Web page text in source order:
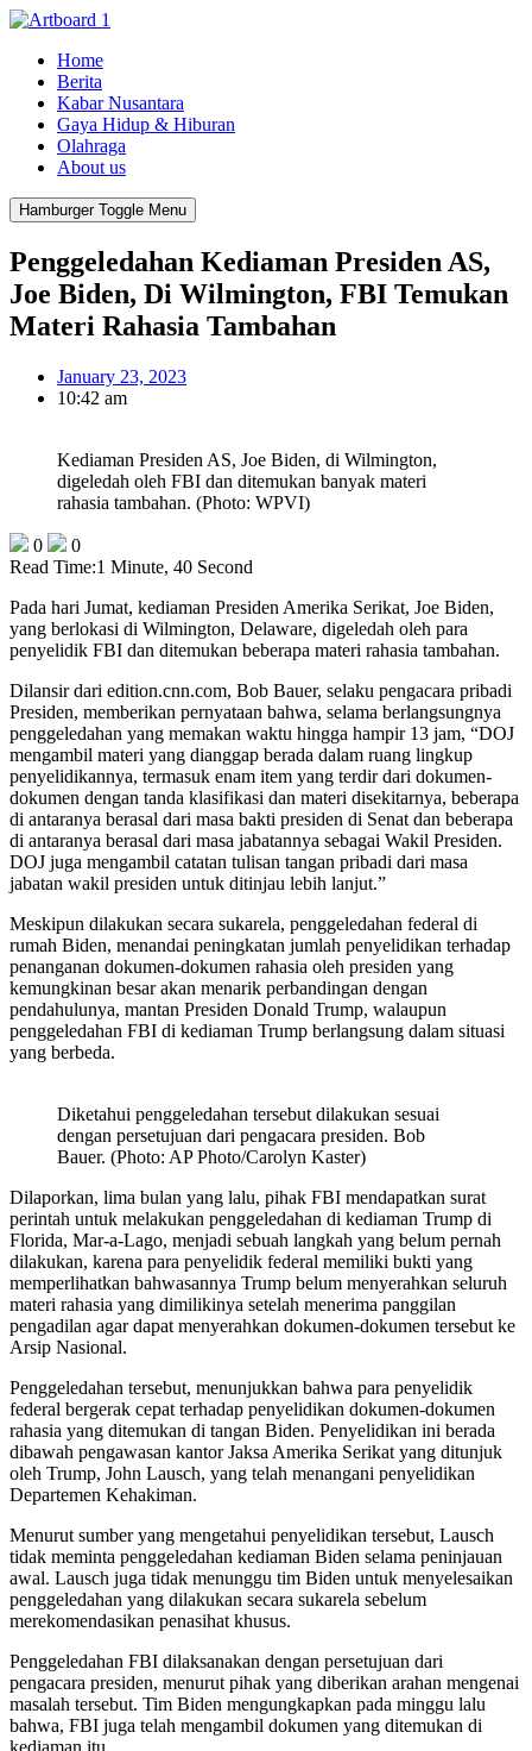
Home
Berita
Kabar Nusantara
Gaya Hidup & Hiburan
Olahraga
About us
Hamburger Toggle Menu
Penggeledahan Kediaman Presiden AS,
Joe Biden, Di Wilmington, FBI Temukan
Materi Rahasia Tambahan
January 23, 2023
10:42 am
Kediaman Presiden AS, Joe Biden, di Wilmington,
digeledah oleh FBI dan ditemukan banyak materi
rahasia tambahan. (Photo: WPVI)
0
0
Read Time:1 Minute, 40 Second
Pada hari Jumat, kediaman Presiden Amerika Serikat, Joe Biden,
yang berlokasi di Wilmington, Delaware, digeledah oleh para
penyelidik FBI dan ditemukan beberapa materi rahasia tambahan.
Dilansir dari edition.cnn.com, Bob Bauer, selaku pengacara pribadi
Presiden, memberikan pernyataan bahwa, selama berlangsungnya
penggeledahan yang memakan waktu hingga hampir 13 jam, “DOJ
mengambil materi yang dianggap berada dalam ruang lingkup
penyelidikannya, termasuk enam item yang terdir dari dokumen-
dokumen dengan tanda klasifikasi dan materi disekitarnya, beberapa
di antaranya berasal dari masa bakti presiden di Senat dan beberapa
di antaranya berasal dari masa jabatannya sebagai Wakil Presiden.
DOJ juga mengambil catatan tulisan tangan pribadi dari masa
jabatan wakil presiden untuk ditinjau lebih lanjut.”
Meskipun dilakukan secara sukarela, penggeledahan federal di
rumah Biden, menandai peningkatan jumlah penyelidikan terhadap
penanganan dokumen-dokumen rahasia oleh presiden yang
kemungkinan besar akan menarik perbandingan dengan
pendahulunya, mantan Presiden Donald Trump, walaupun
penggeledahan FBI di kediaman Trump berlangsung dalam situasi
yang berbeda.
Diketahui penggeledahan tersebut dilakukan sesuai
dengan persetujuan dari pengacara presiden. Bob
Bauer. (Photo: AP Photo/Carolyn Kaster)
Dilaporkan, lima bulan yang lalu, pihak FBI mendapatkan surat
perintah untuk melakukan penggeledahan di kediaman Trump di
Florida, Mar-a-Lago, menjadi sebuah langkah yang belum pernah
dilakukan, karena para penyelidik federal memiliki bukti yang
memperlihatkan bahwasannya Trump belum menyerahkan seluruh
materi rahasia yang dimilikinya setelah menerima panggilan
pengadilan agar dapat menyerahkan dokumen-dokumen tersebut ke
Arsip Nasional.
Penggeledahan tersebut, menunjukkan bahwa para penyelidik
federal bergerak cepat terhadap penyelidikan dokumen-dokumen
rahasia yang ditemukan di tangan Biden. Penyelidikan ini berada
dibawah pengawasan kantor Jaksa Amerika Serikat yang ditunjuk
oleh Trump, John Lausch, yang telah menangani penyelidikan
Departemen Kehakiman.
Menurut sumber yang mengetahui penyelidikan tersebut, Lausch
tidak meminta penggeledahan kediaman Biden selama peninjauan
awal. Lausch juga tidak menunggu tim Biden untuk menyelesaikan
penggeledahan yang dilakukan secara sukarela sebelum
merekomendasikan penasihat khusus.
Penggeledahan FBI dilaksanakan dengan persetujuan dari
pengacara presiden, menurut pihak yang diberikan arahan mengenai
masalah tersebut. Tim Biden mengungkapkan pada minggu lalu
bahwa, FBI juga telah mengambil dokumen yang ditemukan di
kediaman itu.